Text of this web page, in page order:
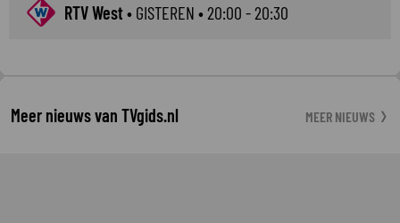
RTV West• GISTEREN • 20:00 - 20:30
Meer nieuws van TVgids.nl MEER NIEUWS